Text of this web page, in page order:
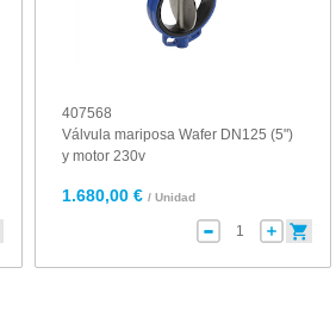
407568
Válvula mariposa Wafer DN125 (5")
y motor 230v
1.680,00 € / Unidad